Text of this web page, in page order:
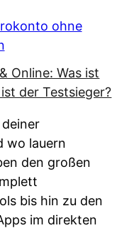
ohne
wo lauern
den großen
bis hin zu den
im direkten